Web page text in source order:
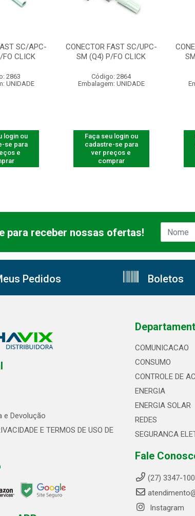
SC/APC-
FO CLICK
2863
UNIDADE
login ou
se para
e
CONECTOR FAST SC/UPC-
SM (Q4) P/FO CLICK
Código: 2864
Embalagem: UNIDADE
Faça seu login ou
cadastre-se para
ver preços e
comprar
para receber nossas ofertas!
Pedidos Boletos
e Devolução
E TERMOS DE USO DE
COMUNICACAO
CONSUMO
CONTROLE DE
ENERGIA
ENERGIA SOLAR
REDES
SEGURANCA
Fale
(27) 3347-
Instagram